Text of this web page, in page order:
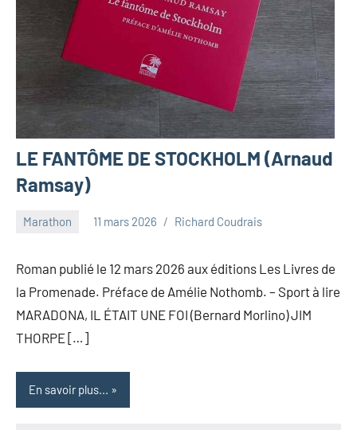
LE FANTÔME DE STOCKHOLM (Arnaud
Ramsay)
Marathon 11 mars 2026 Richard Coudrais
Roman publié le 12 mars 2026 aux éditions Les Livres de
la Promenade. Préface de Amélie Nothomb. – Sport à lire
MARADONA, IL ÉTAIT UNE FOI (Bernard Morlino) JIM
THORPE […]
En savoir plus...